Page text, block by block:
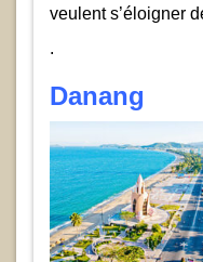
veulent s’éloigner
.
Danang